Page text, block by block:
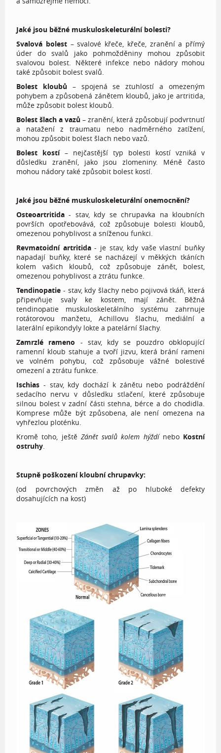
Jaké jsou běžné muskuloskeleturální bolesti?
Svalová bolest– svalové křeče, křeče, zranění a přímý
úder do svalů jako pohmožděniny mohou způsobit
svalovou bolest. Některé infekce nebo nádory mohou
také způsobit bolest svalů.
Bolest kloubů– spojená se ztuhlostí a omezeným
pohybem a způsobená zánětem kloubů, jako je artritida,
může způsobit bolest kloubů.
Bolest šlach a vazů – zranění, která způsobují podvrtnutí
a natažení z traumatu nebo nadměrného zatížení,
mohou způsobit bolest šlach nebo vazů.
Bolest kostí– nejčastější typ bolesti kostí vzniká v
důsledku zranění, jako jsou zlomeniny. Méně často
mohou nádory také způsobit bolest kostí.
Jaké jsou běžné muskuloskeleturální onemocnění?
Osteoartritida - stav, kdy se chrupavka na kloubních
površích opotřebovává, což způsobuje bolesti kloubů,
omezenou pohyblivost a sníženou funkci.
Revmatoidní artritida- je stav, kdy vaše vlastní buňky
napadají buňky, které se nacházejí v měkkých tkáních
kolem vašich kloubů, což způsobuje zánět, bolest,
omezenou pohyblivost a ztrátu funkce.
Tendinopatie - stav, kdy šlachy nebo pojivová tkáň, která
připevňuje svaly ke kostem, mají zánět. Běžná
tendinopatie muskuloskeletálního systému zahrnuje
rotátorovou manžetu, Achillovu šlachu, mediální a
laterální epikondyly lokte a patelární šlachy.
Zamrzlé rameno - stav, kdy se pouzdro obklopující
ramenní kloub stahuje a tvoří jizvu, která brání rameni
ve volném pohybu, což způsobuje vážné bolestivé
omezení a ztrátu funkce.
Ischias - stav, kdy dochází k zánětu nebo podráždění
sedacího nervu v důsledku stlačení, které způsobuje
silnou bolest v zadní části stehna, bérce a do chodidla.
Komprese může být způsobena, ale není omezena na
vyhřezlou ploténku.
Kromě toho, ještě Zánět svalů kolem hýždínebo Kostní
ostruhy.
Stupně poškození kloubní chrupavky:
(od povrchových změn až po hluboké defekty
dosahujících na kost)